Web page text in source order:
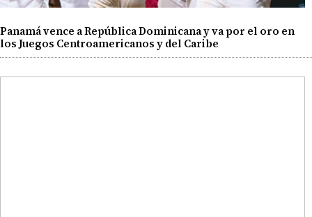
Panamá vence a República Dominicana y va por el oro en
los Juegos Centroamericanos y del Caribe